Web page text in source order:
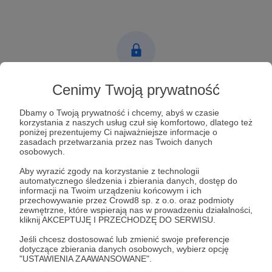
Cenimy Twoją prywatność
Dbamy o Twoją prywatność i chcemy, abyś w czasie
korzystania z naszych usług czuł się komfortowo, dlatego też
poniżej prezentujemy Ci najważniejsze informacje o
zasadach przetwarzania przez nas Twoich danych
osobowych.
Aby wyrazić zgody na korzystanie z technologii
automatycznego śledzenia i zbierania danych, dostęp do
informacji na Twoim urządzeniu końcowym i ich
przechowywanie przez Crowd8 sp. z o.o. oraz podmioty
zewnętrzne, które wspierają nas w prowadzeniu działalności,
kliknij AKCEPTUJĘ I PRZECHODZĘ DO SERWISU.
Jeśli chcesz dostosować lub zmienić swoje preferencje
dotyczące zbierania danych osobowych, wybierz opcję
"USTAWIENIA ZAAWANSOWANE".
Post dostępny tylko dla Patronów
Aby zobaczyć ten materiał musisz być zalogowany
Zostań Patronem
Zaloguj się
Aleksander Dugin NATO wojna z rosją wojna w Ukrainie